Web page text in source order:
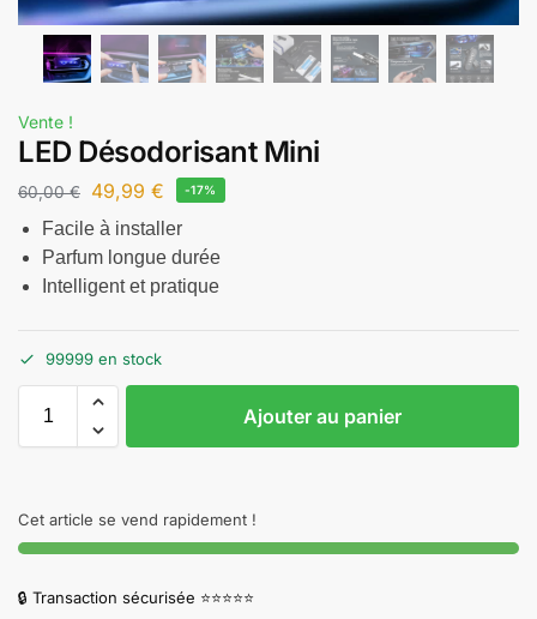
Vente !
LED Désodorisant Mini
60,00€ 49,99 € -17%
Facile à installer
Parfum longue durée
Intelligent et pratique
99999 en stock
Ajouter au panier
Cet article se vend rapidement !
🔒 Transaction sécurisée ⭐⭐⭐⭐⭐